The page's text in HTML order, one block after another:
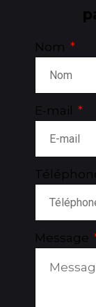
Nom
E-mail
Message